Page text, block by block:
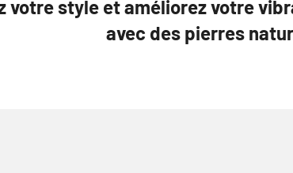
votre style et améliorez votre
avec des pierres